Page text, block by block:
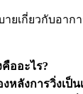
ยเกี่ยวกับอาก
ออะไร?
หลังการวิ่งเป็น